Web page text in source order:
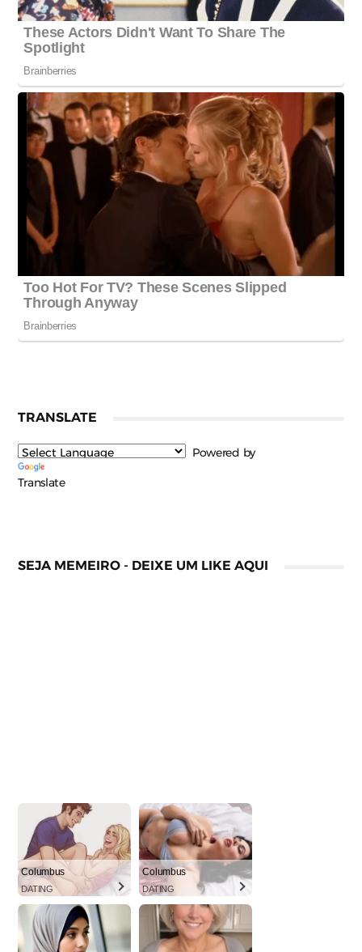
TRANSLATE
Powered by
Translate
SEJA MEMEIRO - DEIXE UM LIKE AQUI
Columbus
DATING
Columbus
DATING